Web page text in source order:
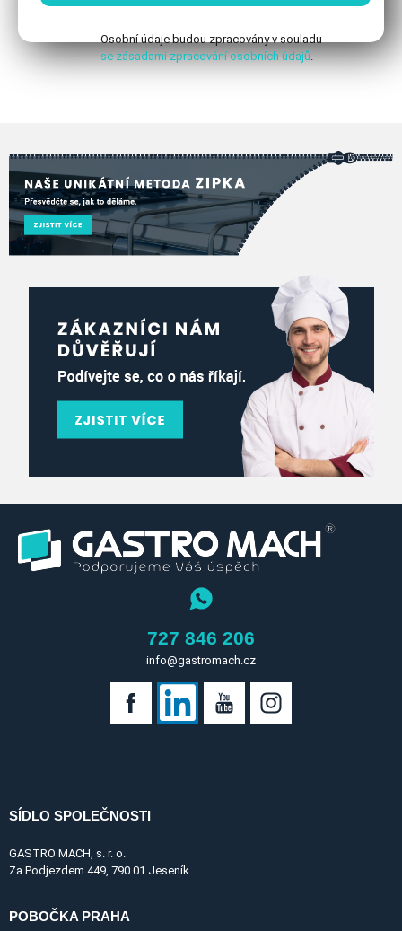
Osobní údaje budou zpracovány v souladu
se zásadami zpracování osobních údajů.
727 846 206
info@gastromach.cz
SÍDLO SPOLEČNOSTI
GASTRO MACH, s. r. o.
Za Podjezdem 449, 790 01 Jeseník
POBOČKA PRAHA